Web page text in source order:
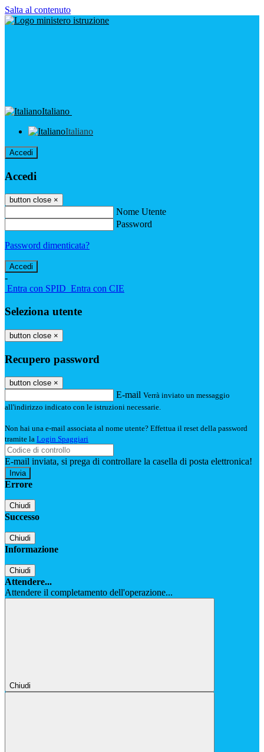
Salta al contenuto
Italiano
Italiano
Accedi
Accedi
button close ×
Nome Utente
Password
Password dimenticata?
-
Entra con SPID Entra con CIE
Seleziona utente
button close ×
Recupero password
button close ×
E-mail Verrà inviato un messaggio
all'indirizzo indicato con le istruzioni necessarie.
Non hai una e-mail associata al nome utente? Effettua il reset della password
tramite la Login Spaggiari
E-mail inviata, si prega di controllare la casella di posta elettronica!
Errore
Chiudi
Successo
Chiudi
Informazione
Chiudi
Attendere...
Attendere il completamento dell'operazione...
Chiudi